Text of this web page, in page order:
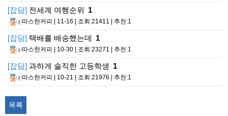
[잡담] 전세계 여행순위 1
따스한커피 | 11-16 | 조회:21411 | 추천:1
[잡담] 택배를 배송했는데 1
따스한커피 | 10-30 | 조회:23271 | 추천:1
[잡담] 과하게 솔직한 고등학생 1
따스한커피 | 10-21 | 조회:21976 | 추천:1
목록